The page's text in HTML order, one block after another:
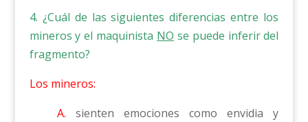
4. ¿Cuál de las siguientes diferencias entre los
mineros y el maquinista NO se puede inferir del
fragmento?
Los mineros:
A. sienten emociones como envidia y